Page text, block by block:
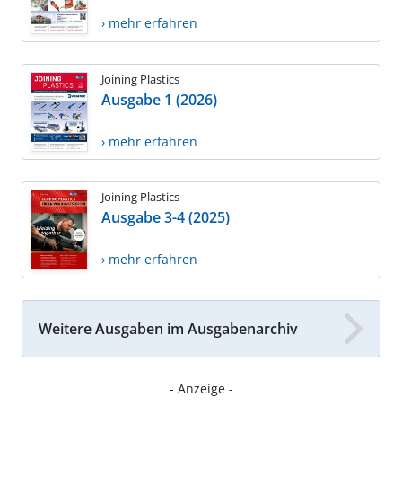
› mehr erfahren
Joining Plastics
Ausgabe 1 (2026)
› mehr erfahren
Joining Plastics
Ausgabe 3-4 (2025)
› mehr erfahren
Weitere Ausgaben im Ausgabenarchiv
- Anzeige -